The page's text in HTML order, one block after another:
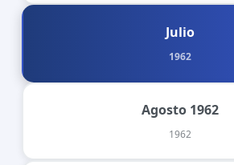
Julio
1962
Agosto 1962
1962